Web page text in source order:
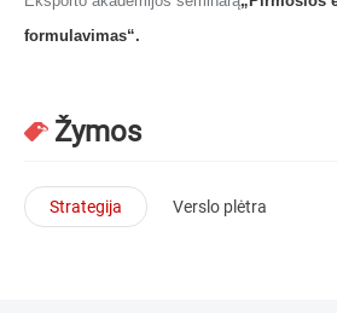
formulavimas“.
Žymos
Strategija Verslo plėtra